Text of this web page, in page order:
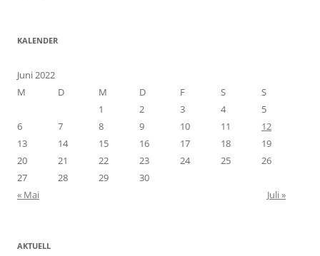
KALENDER
Juni 2022
M
D M D F S
S
1
2 3 4
5
6
7 8 9 10 11
12
13
14 15 16 17 18
19
20
21 22 23 24 25
26
27
28 29
30
« Mai
Juli »
AKTUELL